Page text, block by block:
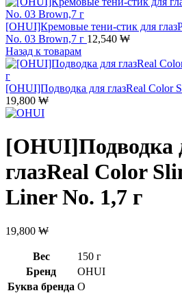
[OHUI]Кремовые тени-стик для
No. 03 Brown,7 г 12,540 ₩
Назад к товарам
[OHUI]Подводка для глазReal Color
19,800 ₩
[OHUI]Подводка
глазReal Color
Liner No. 1,7 г
19,800 ₩
Вес
150 г
Бренд
OHUI
Буква бренда O